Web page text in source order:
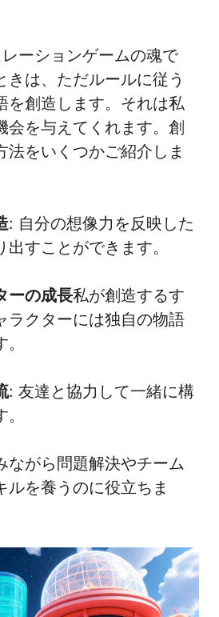
ーションゲームの魂で
きは、ただルールに従う
を創造します。それは私
会を与えてくれます。創
法をいくつかご紹介しま
: 自分の想像力を反映した
出すことができます。
ーの成長私が創造するす
ラクターには独自の物語
: 友達と協力して一緒に構
ながら問題解決やチーム
ルを養うのに役立ちま